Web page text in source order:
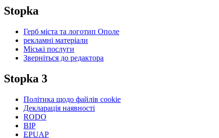
Stopka
Герб міста та логотип Ополе
рекламні матеріали
Міські послуги
Зверніться до редактора
Stopka 3
Політика щодо файлів cookie
Декларація наявності
RODO
BIP
EPUAP